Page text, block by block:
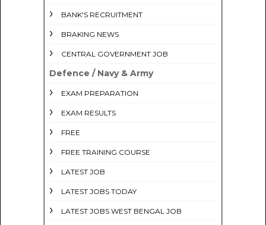
BANK'S RECRUITMENT
BRAKING NEWS
CENTRAL GOVERNMENT JOB
Defence / Navy & Army
EXAM PREPARATION
EXAM RESULTS
FREE
FREE TRAINING COURSE
LATEST JOB
LATEST JOBS TODAY
LATEST JOBS WEST BENGAL JOB